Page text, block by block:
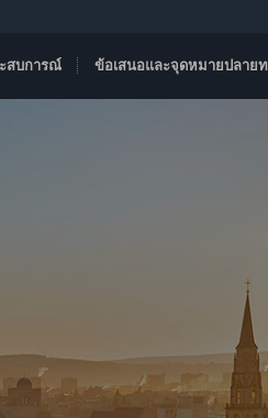
สบการณ์ ข้อเสนอและจุดหมายปลายท